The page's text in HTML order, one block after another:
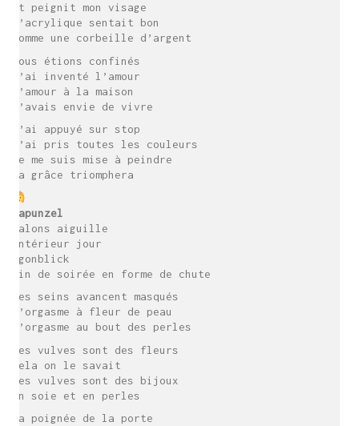
Et peignit mon visage
L’acrylique sentait bon
Comme une corbeille d’argent
Nous étions confinés
J’ai inventé l’amour
L’amour à la maison
J’avais envie de vivre
J’ai appuyé sur stop
J’ai pris toutes les couleurs
Je me suis mise à peindre
La grâce triomphera
Rapunzel
Talons aiguille
intérieur jour
Ögonblick
fin de soirée en forme de chute
Les seins avancent masqués
l’orgasme à fleur de peau
l’orgasme au bout des perles
Les vulves sont des fleurs
cela on le savait
les vulves sont des bijoux
en soie et en perles
La poignée de la porte